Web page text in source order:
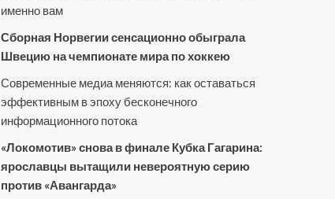
именно вам
Сборная Норвегии сенсационно обыграла
Швецию на чемпионате мира по хоккею
Современные медиа меняются: как оставаться
эффективным в эпоху бесконечного
информационного потока
«Локомотив» снова в финале Кубка Гагарина:
ярославцы вытащили невероятную серию
против «Авангарда»